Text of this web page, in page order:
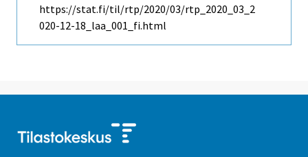
https://stat.fi/til/rtp/2020/03/rtp_2020_03_2
020-12-18_laa_001_fi.html